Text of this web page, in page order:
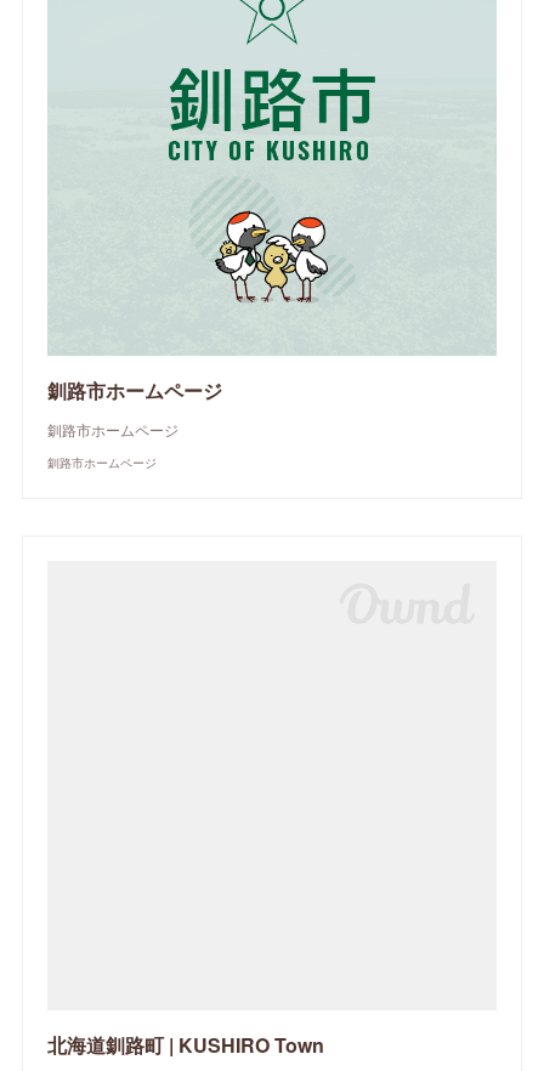
釧路市ホームページ
釧路市ホームページ
釧路市ホームページ
北海道釧路町 | KUSHIRO Town